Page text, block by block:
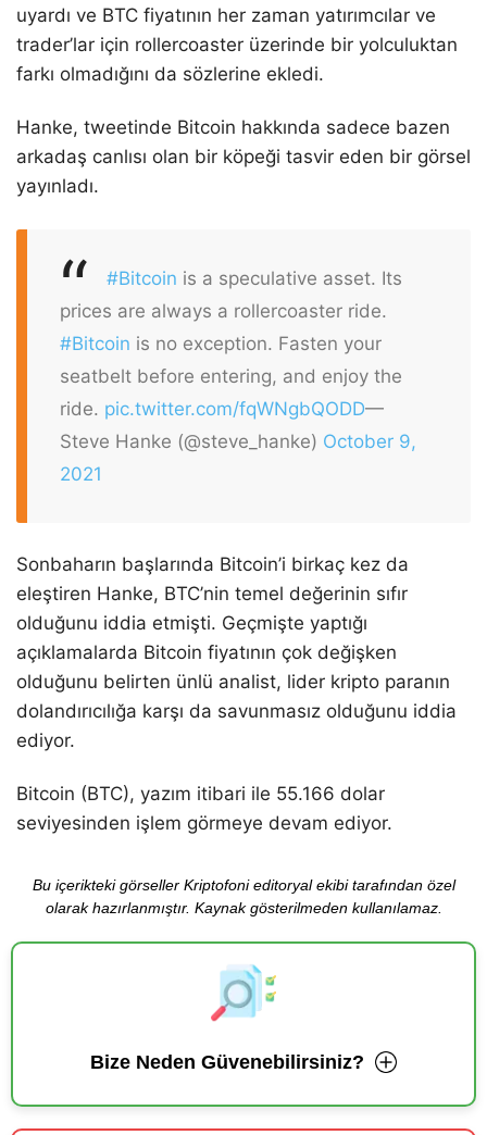
uyardı ve BTC fiyatının her zaman yatırımcılar ve
trader’lar için rollercoaster üzerinde bir yolculuktan
farkı olmadığını da sözlerine ekledi.
Hanke, tweetinde Bitcoin hakkında sadece bazen
arkadaş canlısı olan bir köpeği tasvir eden bir görsel
yayınladı.
#Bitcoin is a speculative asset. Its
prices are always a rollercoaster ride.
#Bitcoin is no exception. Fasten your
seatbelt before entering, and enjoy the
ride. pic.twitter.com/fqWNgbQODD—
Steve Hanke (@steve_hanke) October 9,
2021
Sonbaharın başlarında Bitcoin’i birkaç kez da
eleştiren Hanke, BTC’nin temel değerinin sıfır
olduğunu iddia etmişti. Geçmişte yaptığı
açıklamalarda Bitcoin fiyatının çok değişken
olduğunu belirten ünlü analist, lider kripto paranın
dolandırıcılığa karşı da savunmasız olduğunu iddia
ediyor.
Bitcoin (BTC), yazım itibari ile 55.166 dolar
seviyesinden işlem görmeye devam ediyor.
Bu içerikteki görseller Kriptofoni editoryal ekibi tarafından özel
olarak hazırlanmıştır. Kaynak gösterilmeden kullanılamaz.
Bize Neden Güvenebilirsiniz?